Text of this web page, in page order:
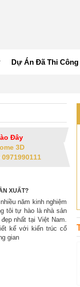
Dự Án Đã Thi Công
Đây
3D
0971990111
XUẤT?
năm kinh nghiệm
tôi tự hào là nhà sản
nhất tại Việt Nam.
kế với kiến trúc cổ
gian